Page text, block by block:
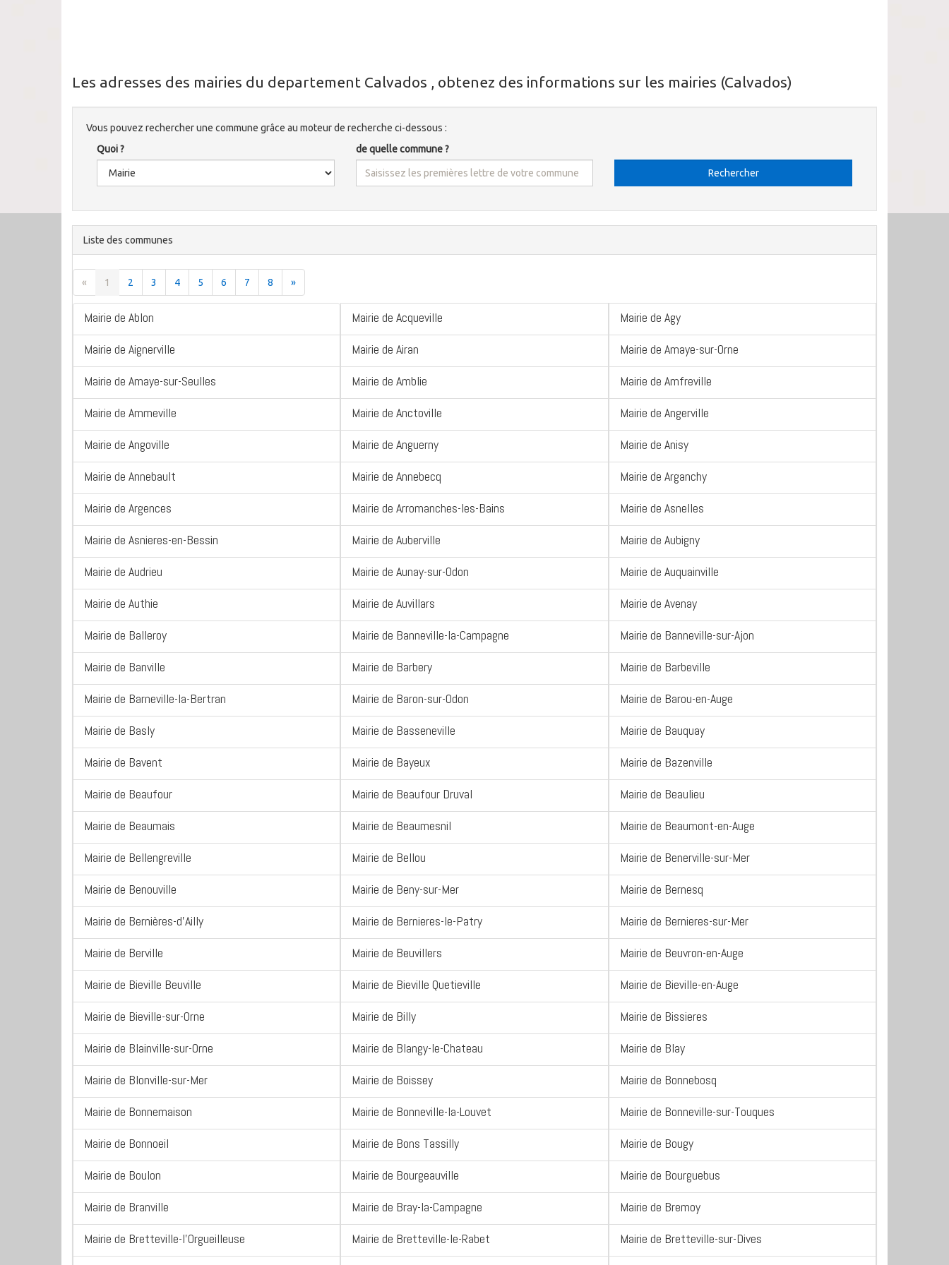
Les adresses des mairies du departement Calvados , obtenez des informations sur les mairies (Calvados)
Vous pouvez rechercher une commune grâce au moteur de recherche ci-dessous :
Quoi ?
de quelle commune ?
Rechercher
Liste des communes
« 1 2 3 4 5 6 7 8 »
Mairie de Ablon Mairie de Acqueville
Mairie de Agy
Mairie de Aignerville
Mairie de Airan
Mairie de Amaye-sur-Orne
Mairie de Amaye-sur-Seulles
Mairie de Amblie
Mairie de Amfreville
Mairie de Ammeville
Mairie de Anctoville
Mairie de Angerville
Mairie de Angoville
Mairie de Anguerny
Mairie de Anisy
Mairie de Annebault
Mairie de Annebecq
Mairie de Arganchy
Mairie de Argences
Mairie de Arromanches-les-Bains
Mairie de Asnelles
Mairie de Asnieres-en-Bessin
Mairie de Auberville
Mairie de Aubigny
Mairie de Audrieu
Mairie de Aunay-sur-Odon
Mairie de Auquainville
Mairie de Authie
Mairie de Auvillars
Mairie de Avenay
Mairie de Balleroy
Mairie de Banneville-la-Campagne
Mairie de Banneville-sur-Ajon
Mairie de Banville
Mairie de Barbery
Mairie de Barbeville
Mairie de Barneville-la-Bertran
Mairie de Baron-sur-Odon
Mairie de Barou-en-Auge
Mairie de Basly
Mairie de Basseneville
Mairie de Bauquay
Mairie de Bavent
Mairie de Bayeux
Mairie de Bazenville
Mairie de Beaufour
Mairie de Beaufour Druval
Mairie de Beaulieu
Mairie de Beaumais
Mairie de Beaumesnil
Mairie de Beaumont-en-Auge
Mairie de Bellengreville
Mairie de Bellou
Mairie de Benerville-sur-Mer
Mairie de Benouville
Mairie de Beny-sur-Mer
Mairie de Bernesq
Mairie de Bernières-d'Ailly
Mairie de Bernieres-le-Patry
Mairie de Bernieres-sur-Mer
Mairie de Berville
Mairie de Beuvillers
Mairie de Beuvron-en-Auge
Mairie de Bieville Beuville
Mairie de Bieville Quetieville
Mairie de Bieville-en-Auge
Mairie de Bieville-sur-Orne
Mairie de Billy
Mairie de Bissieres
Mairie de Blainville-sur-Orne
Mairie de Blangy-le-Chateau
Mairie de Blay
Mairie de Blonville-sur-Mer
Mairie de Boissey
Mairie de Bonnebosq
Mairie de Bonnemaison
Mairie de Bonneville-la-Louvet
Mairie de Bonneville-sur-Touques
Mairie de Bonnoeil
Mairie de Bons Tassilly
Mairie de Bougy
Mairie de Boulon
Mairie de Bourgeauville
Mairie de Bourguebus
Mairie de Branville
Mairie de Bray-la-Campagne
Mairie de Bremoy
Mairie de Bretteville-l'Orgueilleuse
Mairie de Bretteville-le-Rabet
Mairie de Bretteville-sur-Dives